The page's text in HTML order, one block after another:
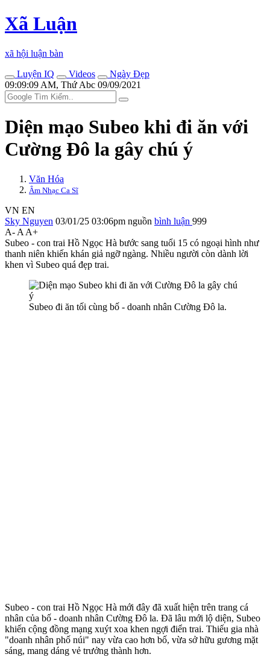
Xã Luận
xã hội luận bàn
Luyện IQ
Videos
Ngày Đẹp
09:09:09 AM, Thứ Abc 09/09/2021
Diện mạo Subeo khi đi ăn với
Cường Đô la gây chú ý
Văn Hóa
Âm Nhạc Ca Sĩ
VN EN
Sky Nguyen 03/01/25 03:06pm nguồn bình luận 999
A- A A+
Subeo - con trai Hồ Ngọc Hà bước sang tuổi 15 có ngoại hình như
thanh niên khiến khán giả ngỡ ngàng. Nhiều người còn dành lời
khen vì Subeo quá đẹp trai.
Subeo đi ăn tối cùng bố - doanh nhân Cường Đô la.
Subeo - con trai Hồ Ngọc Hà mới đây đã xuất hiện trên trang cá
nhân của bố - doanh nhân Cường Đô la. Đã lâu mới lộ diện, Subeo
khiến cộng đồng mạng xuýt xoa khen ngợi điển trai. Thiếu gia nhà
"doanh nhân phố núi" nay vừa cao hơn bố, vừa sở hữu gương mặt
sáng, mang dáng vẻ trưởng thành hơn.